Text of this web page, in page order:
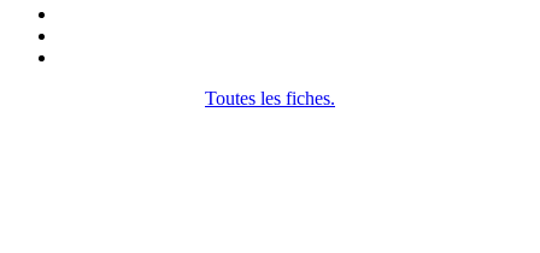
Toutes les fiches.